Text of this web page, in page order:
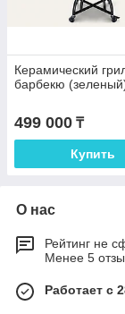
Керамический
барбекю
499 000 ₸
Купить
О нас
Рейтинг не
Менее 5
Работает с